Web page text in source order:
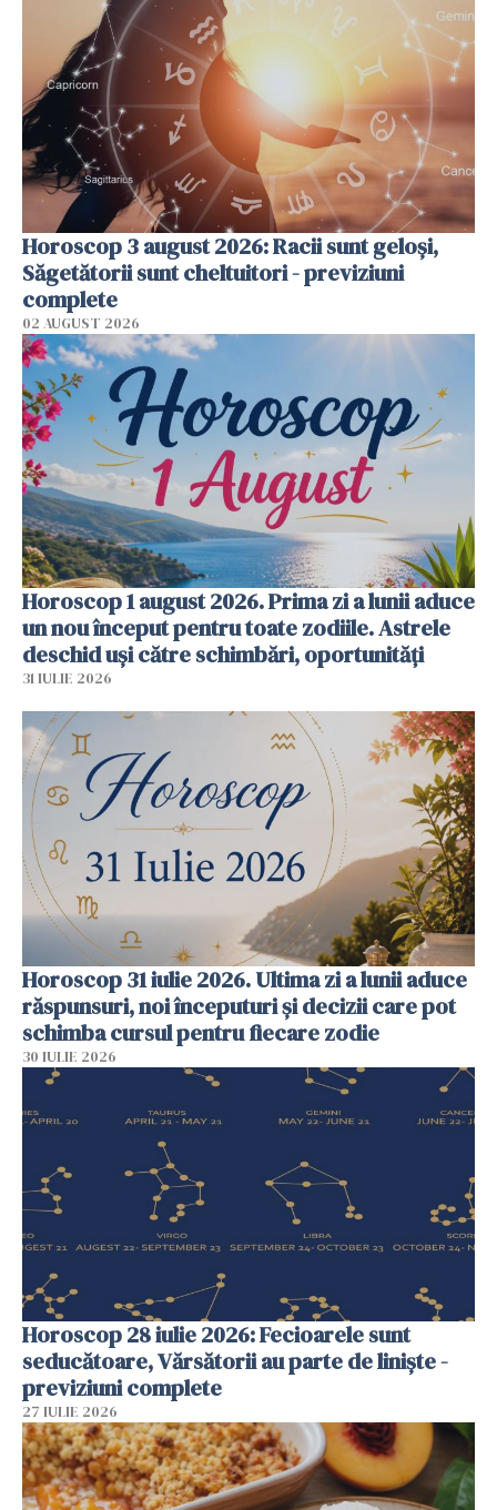
Horoscop 3 august 2026: Racii sunt geloși,
Săgetătorii sunt cheltuitori - previziuni
complete
02 AUGUST 2026
Horoscop 1 august 2026. Prima zi a lunii aduce
un nou început pentru toate zodiile. Astrele
deschid uși către schimbări, oportunități
31 IULIE 2026
Horoscop 31 iulie 2026. Ultima zi a lunii aduce
răspunsuri, noi începuturi și decizii care pot
schimba cursul pentru fiecare zodie
30 IULIE 2026
Horoscop 28 iulie 2026: Fecioarele sunt
seducătoare, Vărsătorii au parte de liniște -
previziuni complete
27 IULIE 2026